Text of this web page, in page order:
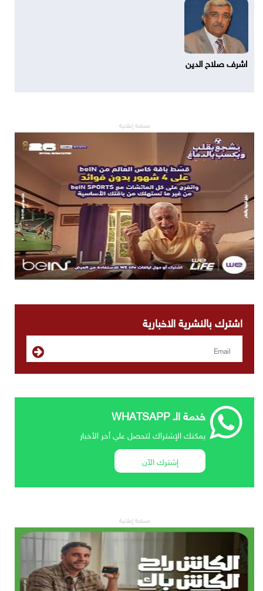
اشرف صلاح الدين
مساحة إعلانية
اشترك بالنشرية الاخبارية
خدمة الـ WHATSAPP
يمكنك الإشتراك لتحصل علي أخر الأخبار
إشترك الآن
مساحة إعلانية